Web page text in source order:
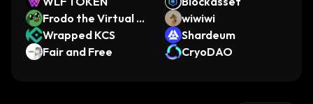
Frodo the Virtual S
amurai
wiwiwi
Wrapped KCS
Shardeum
Fair and Free
CryoDAO